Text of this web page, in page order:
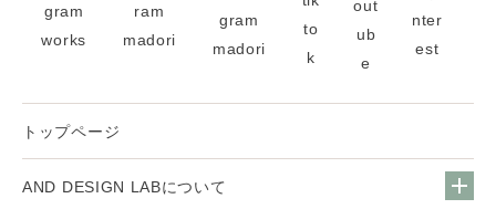
トップページ
AND DESIGN LABについて